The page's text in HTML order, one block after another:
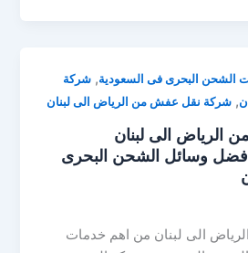
الشحن البحرى فى السعودية,شركة
,شركة نقل عفش من الرياض الى لبنان
الى لبنان
بأفضل وسائل الشحن البحرى
الى لبنان من اهم خدمات